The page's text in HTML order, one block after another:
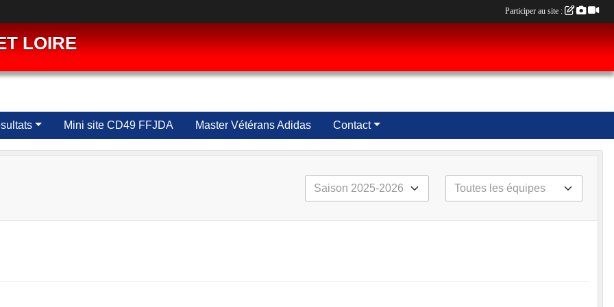
LOIRE
Mini site CD49 FFJDA Master Vétérans Adidas Contact
Participer au site :